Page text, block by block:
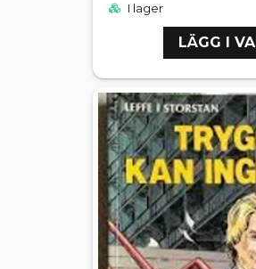
I lager
LÄGG I